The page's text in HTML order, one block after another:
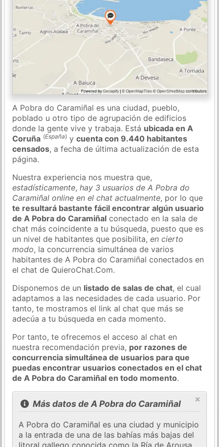
A Pobra do Caramiñal es una ciudad, pueblo,
poblado u otro tipo de agrupación de edificios
donde la gente vive y trabaja. Está ubicada en A
Coruña (España) ycuenta con 9.440 habitantes
censados, a fecha de última actualización de esta
página.
Nuestra experiencia nos muestra que,
estadísticamente,hay 3 usuarios de A Pobra do
Caramiñal online en el chat actualmente, por lo que
te resultará bastante fácil encontrar algún usuario
de A Pobra do Caramiñal conectado en la sala de
chat más coincidente a tu búsqueda, puesto que es
un nivel de habitantes que posibilita,en cierto
modo, la concurrencia simultánea de varios
habitantes de A Pobra do Caramiñal conectados en
el chat de QuieroChat.Com.
Disponemos de un listado de salas de chat, el cual
adaptamos a las necesidades de cada usuario. Por
tanto, te mostramos el link al chat que más se
adecúa a tu búsqueda en cada momento.
Por tanto, te ofrecemos el acceso al chat en
nuestra recomendación previa, por razones de
concurrencia simultánea de usuarios para que
puedas encontrar usuarios conectados en el chat
de A Pobra do Caramiñal en todo momento.
×
Más datos de A Pobra do Caramiñal
A Pobra do Caramiñal es una ciudad y municipio
a la entrada de una de las bahías más bajas del